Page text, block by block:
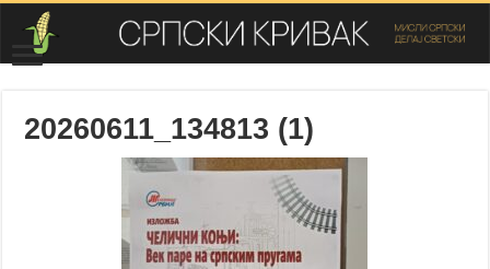
20260611_134813 (1)